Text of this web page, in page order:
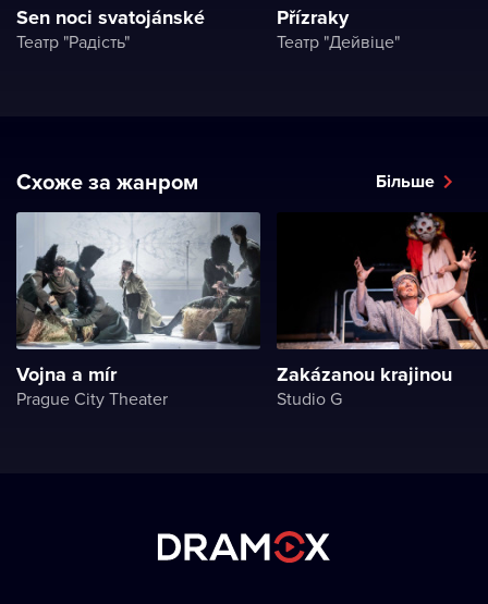
Sen noci svatojánské
Театр "Радість"
Přízraky
Театр "Дейвіце"
Схоже за жанром Більше
Vojna a mír
Prague City Theater
Zakázanou krajinou
Studio G